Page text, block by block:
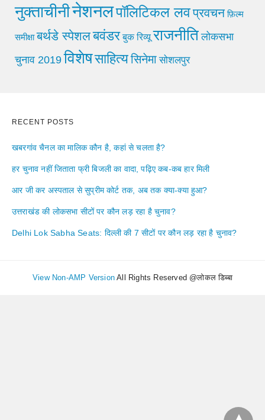
नुक्ताचीनीनेशनलपॉलिटिकल लवप्रवचन फ़िल्म
समीक्षा बर्थडे स्पेशलबवंडर बुक रिव्यू राजनीति लोकसभा
चुनाव 2019 विशेषसाहित्यसिनेमा सोशलपुर
RECENT POSTS
खबरगांव चैनल का मालिक कौन है, कहां से चलता है?
हर चुनाव नहीं जिताता फ्री बिजली का वादा, पढ़िए कब-कब हार मिली
आर जी कर अस्पताल से सुप्रीम कोर्ट तक, अब तक क्या-क्या हुआ?
उत्तराखंड की लोकसभा सीटों पर कौन लड़ रहा है चुनाव?
Delhi Lok Sabha Seats: दिल्ली की 7 सीटों पर कौन लड़ रहा है चुनाव?
View Non-AMP Version All Rights Reserved @लोकल डिब्बा